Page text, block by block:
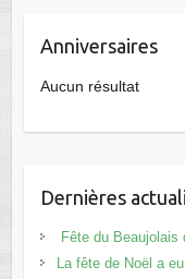
Anniversaires
Aucun résultat
Dernières
Fête du Beaujolais
La fête de Noël a